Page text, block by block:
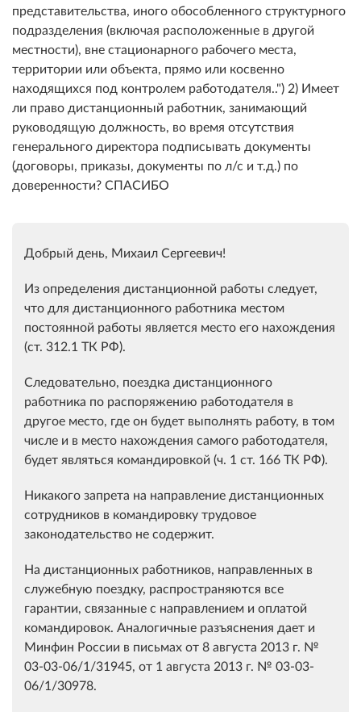
представительства, иного обособленного структурного
подразделения (включая расположенные в другой
местности), вне стационарного рабочего места,
территории или объекта, прямо или косвенно
находящихся под контролем работодателя..") 2) Имеет
ли право дистанционный работник, занимающий
руководящую должность, во время отсутствия
генерального директора подписывать документы
(договоры, приказы, документы по л/с и т.д.) по
доверенности? СПАСИБО
Добрый день, Михаил Сергеевич!
Из определения дистанционной работы следует,
что для дистанционного работника местом
постоянной работы является место его нахождения
(ст. 312.1 ТК РФ).
Следовательно, поездка дистанционного
работника по распоряжению работодателя в
другое место, где он будет выполнять работу, в том
числе и в место нахождения самого работодателя,
будет являться командировкой (ч. 1 ст. 166 ТК РФ).
Никакого запрета на направление дистанционных
сотрудников в командировку трудовое
законодательство не содержит.
На дистанционных работников, направленных в
служебную поездку, распространяются все
гарантии, связанные с направлением и оплатой
командировок. Аналогичные разъяснения дает и
Минфин России в письмах от 8 августа 2013 г. №
03-03-06/1/31945, от 1 августа 2013 г. № 03-03-
06/1/30978.